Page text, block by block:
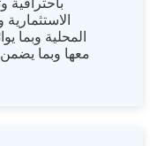
الاستثمارية
المحلية وبما
معها وبما يضمن